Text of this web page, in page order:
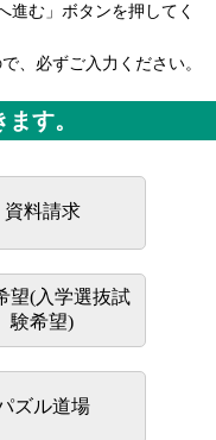
進む」ボタンを押してく
、必ずご入力ください。
す。
資料請求
望(入学選抜試
験希望)
ズル道場